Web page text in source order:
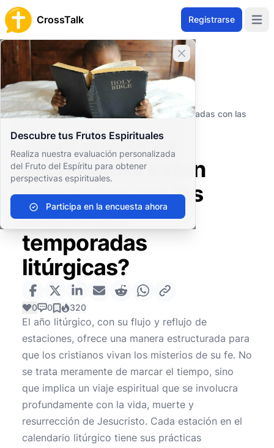
CrossTalk Registrarse
Cerrar banner
Descubre tus Frutos Espirituales
Realiza nuestra evaluación personalizada
del Fruto del Espíritu para obtener
perspectivas espirituales.
Participa en la encuesta ahora
Inicio
Archivo de Preguntas
Prácticas Espirituales
Rituales y Sacramentos
¿Qué prácticas espirituales están asociadas con las
¿Qué prácticas
espirituales están
asociadas con las
diferentes
temporadas
litúrgicas?
0 0 320
El año litúrgico, con su flujo y reflujo de
estaciones, ofrece una manera estructurada para
que los cristianos vivan los misterios de su fe. No
se trata meramente de marcar el tiempo, sino
que implica un viaje espiritual que se involucra
profundamente con la vida, muerte y
resurrección de Jesucristo. Cada estación en el
calendario litúrgico tiene sus prácticas